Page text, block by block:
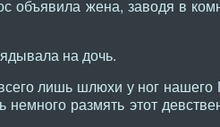
жена, заводя в
на дочь.
лишь шлюхи у ног нашего
размять этот